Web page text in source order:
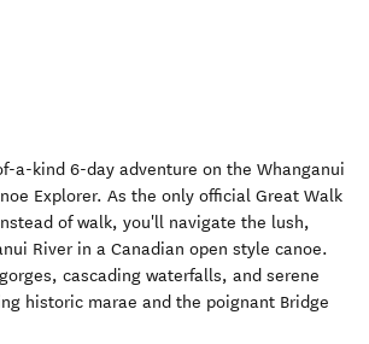
a-kind 6-day adventure on the Whanganui
Explorer. As the only official Great Walk
of walk, you'll navigate the lush,
River in a Canadian open style canoe.
cascading waterfalls, and serene
historic marae and the poignant Bridge